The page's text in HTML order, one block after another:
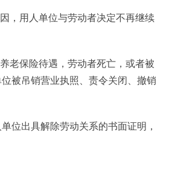
，用人单位与劳动者决定不再继续
老保险待遇，劳动者死亡，或者被
被吊销营业执照、责令关闭、撤销
位出具解除劳动关系的书面证明，